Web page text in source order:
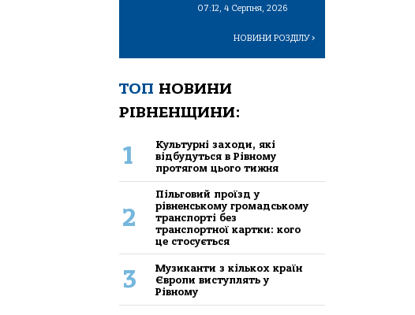
07:12, 4 Серпня, 2026
НОВИНИ РОЗДІЛУ>
ТОП НОВИНИ
РІВНЕНЩИНИ:
1
Культурні заходи, які
відбудуться в Рівному
протягом цього тижня
2
Пільговий проїзд у
рівненському громадському
транспорті без
транспортної картки: кого
це стосується
3
Музиканти з кількох країн
Європи виступлять у
Рівному